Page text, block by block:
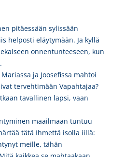
pitäessään sylissään
helposti eläytymään. Ja kyllä
onnentunteeseen, kun
ja Joosefissa mahtoi
tervehtimään Vapahtajaa?
tavallinen lapsi, vaan
maailmaan tuntuu
tätä Ihmettä isolla iillä:
meille, tähän